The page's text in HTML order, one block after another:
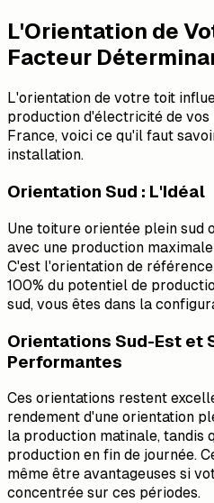
L'Orientation de
Facteur
L'orientation de votre toit
production d'électricité de vos
France, voici ce qu'il faut
installation.
Orientation Sud : L'Idéal
Une toiture orientée plein sud
avec une production
C'est l'orientation de
100% du potentiel de
sud, vous êtes dans la
Orientations Sud-Est et
Performantes
Ces orientations restent
rendement d'une orientation
la production matinale, tandis
production en fin de journée.
même être avantageuses si
concentrée sur ces périodes.